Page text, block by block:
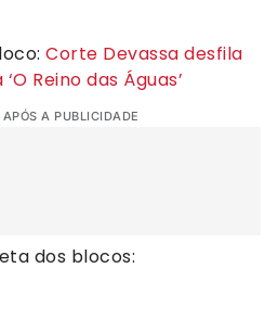
Corte Devassa desfila
Reino das Águas’
A PUBLICIDADE
dos blocos: